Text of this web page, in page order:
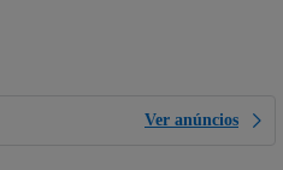
Ver anúncios